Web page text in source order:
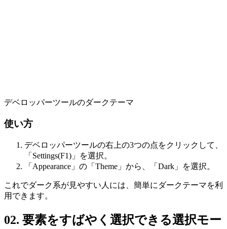
デベロッパーツールのダークテーマ
使い方
デベロッパーツールの右上の3つの点をクリックして、
「Settings(F1)」を選択。
「Appearance」の「Theme」から、「Dark」を選択。
これでダーク系が見やすい人には、簡単にダークテーマを利
用できます。
02. 要素をすばやく選択できる選択モー